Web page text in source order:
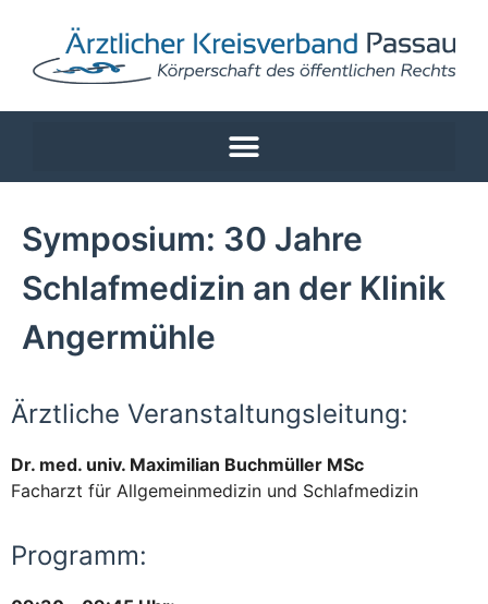
Symposium: 30 Jahre
Schlafmedizin an der Klinik
Angermühle
Ärztliche Veranstaltungsleitung:
Dr. med. univ. Maximilian Buchmüller MSc
Facharzt für Allgemeinmedizin und Schlafmedizin
Programm: